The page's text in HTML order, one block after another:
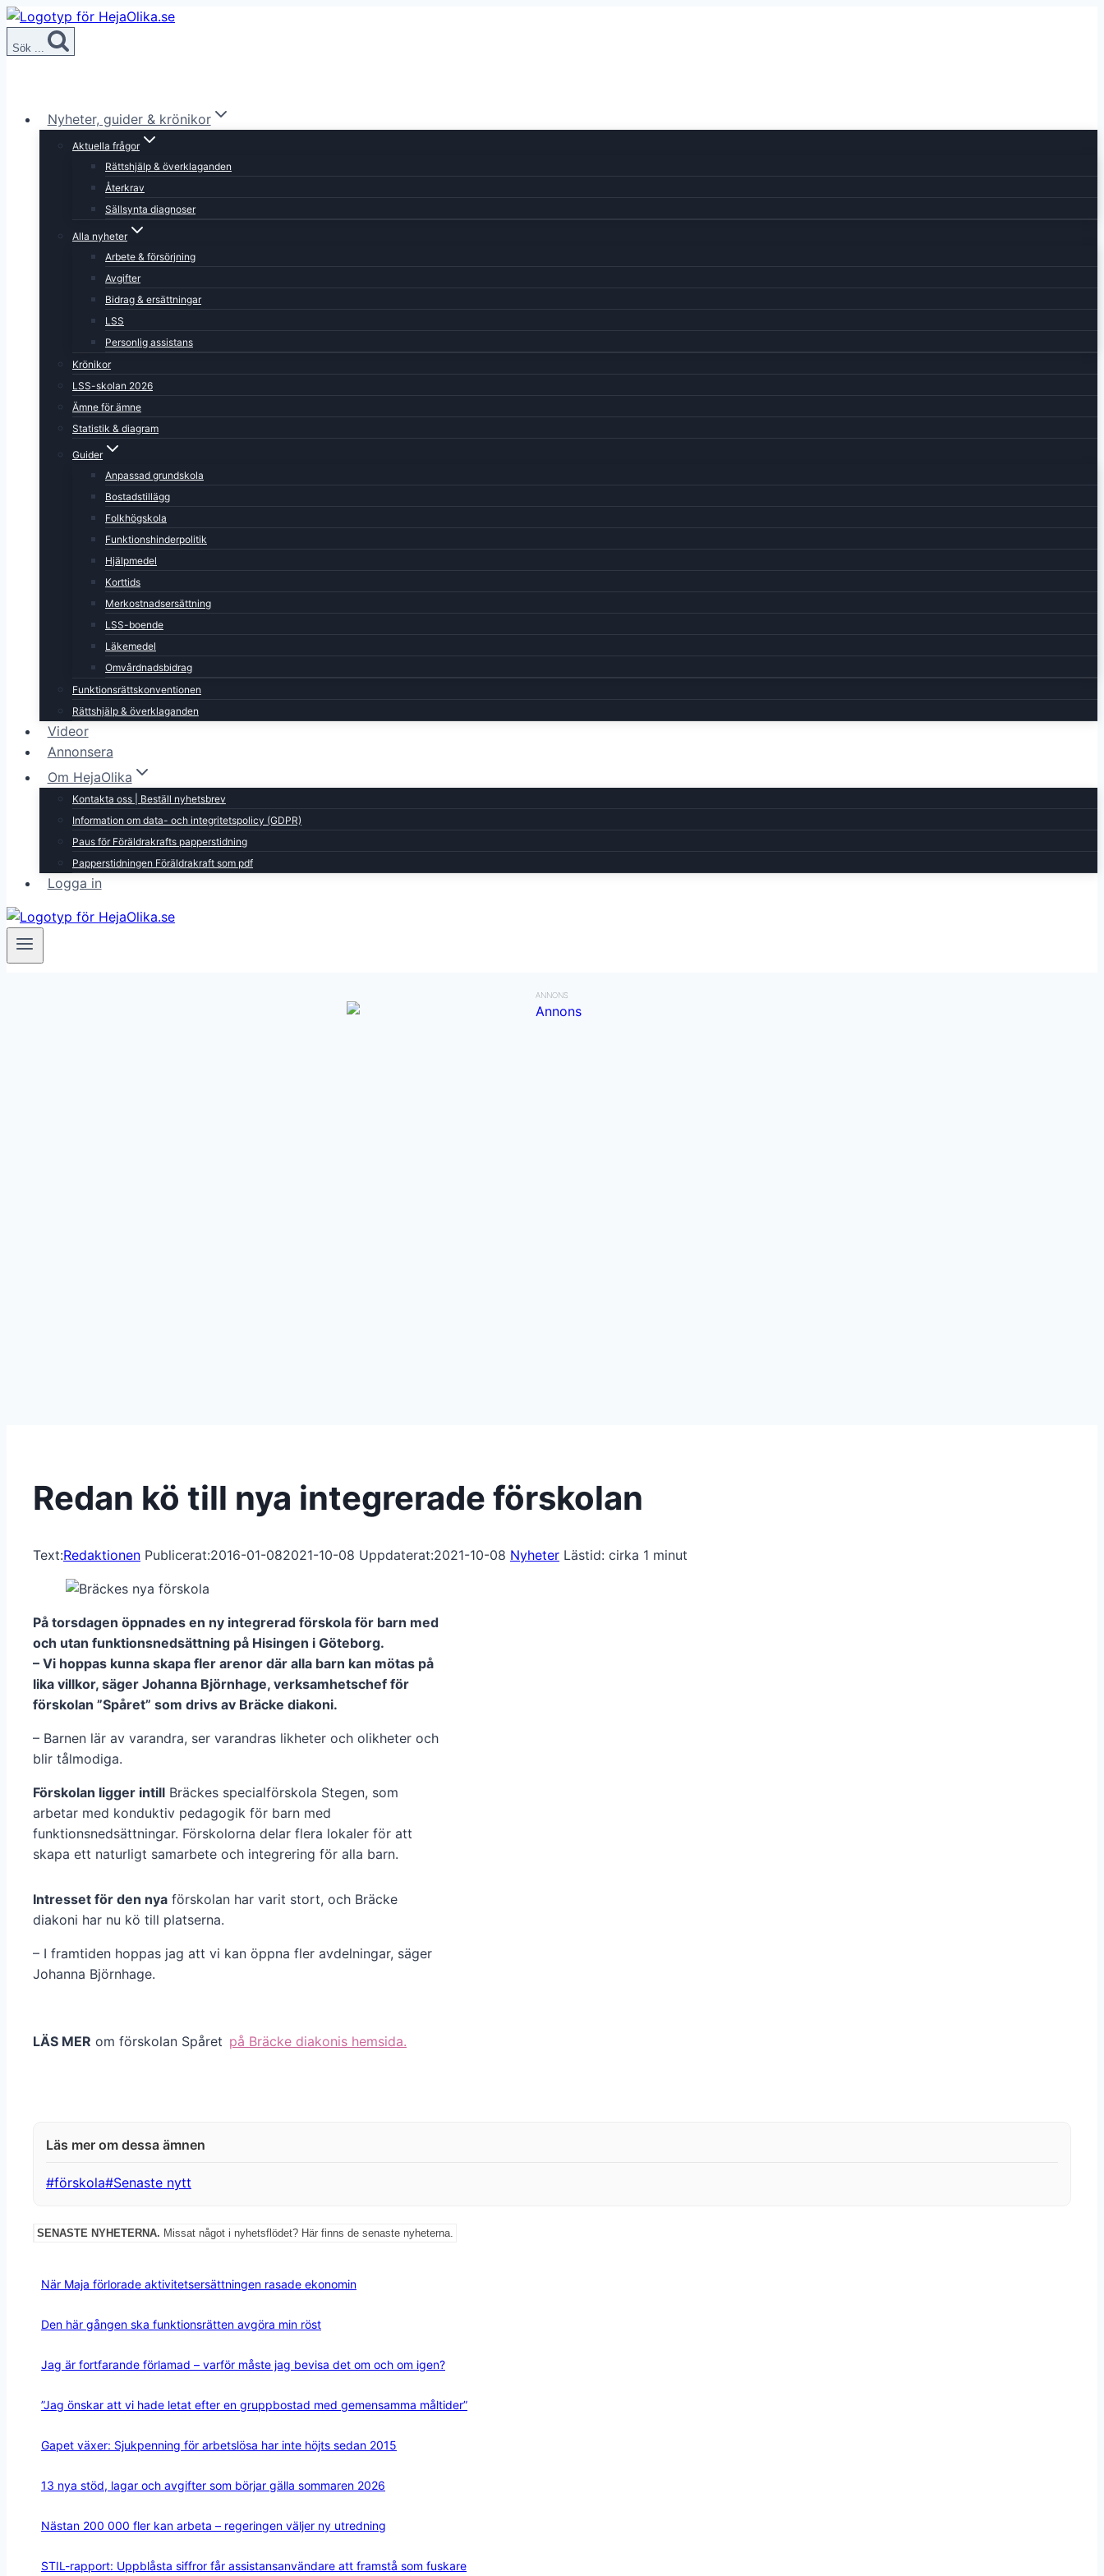
Skip
content
Sök ...
Nyheter, guider & krönikor
Aktuella frågor
Rättshjälp & överklaganden
Återkrav
Sällsynta diagnoser
Alla nyheter
Arbete & försörjning
Avgifter
Bidrag & ersättningar
LSS
Personlig assistans
Krönikor
LSS-skolan 2026
Ämne för ämne
Statistik & diagram
Guider
Anpassad grundskola
Bostadstillägg
Folkhögskola
Funktionshinderpolitik
Hjälpmedel
Korttids
Merkostnadsersättning
LSS-boende
Läkemedel
Omvårdnadsbidrag
Funktionsrättskonventionen
Rättshjälp & överklaganden
Videor
Annonsera
Om HejaOlika
Kontakta oss | Beställ nyhetsbrev
Information om data- och integritetspolicy (GDPR)
Paus för Föräldrakrafts papperstidning
Papperstidningen Föräldrakraft som pdf
Logga in
ANNONS
Redan kö till nya integrerade förskolan
Text:Redaktionen Publicerat:2016-01-082021-10-08 Uppdaterat:2021-10-08 Nyheter Lästid: cirka 1 minut
På torsdagen öppnades en ny integrerad förskola för barn med
och utan funktionsnedsättning på Hisingen i Göteborg.
– Vi hoppas kunna skapa fler arenor där alla barn kan mötas på
lika villkor, säger Johanna Björnhage, verksamhetschef för
förskolan ”Spåret” som drivs av Bräcke diakoni.
– Barnen lär av varandra, ser varandras likheter och olikheter och
blir tålmodiga.
Förskolan ligger intill Bräckes specialförskola Stegen, som
arbetar med konduktiv pedagogik för barn med
funktionsnedsättningar. Förskolorna delar flera lokaler för att
skapa ett naturligt samarbete och integrering för alla barn.
Intresset för den nya förskolan har varit stort, och Bräcke
diakoni har nu kö till platserna.
– I framtiden hoppas jag att vi kan öppna fler avdelningar, säger
Johanna Björnhage.
LÄS MER om förskolan Spåret på Bräcke diakonis hemsida.
Post
#förskola#Senaste nytt
SENASTE NYHETERNA. Missat något i nyhetsflödet? Här finns de senaste nyheterna.
När Maja förlorade aktivitetsersättningen rasade ekonomin
Den här gången ska funktionsrätten avgöra min röst
Jag är fortfarande förlamad – varför måste jag bevisa det om och om igen?
”Jag önskar att vi hade letat efter en gruppbostad med gemensamma måltider”
Gapet växer: Sjukpenning för arbetslösa har inte höjts sedan 2015
13 nya stöd, lagar och avgifter som börjar gälla sommaren 2026
Nästan 200 000 fler kan arbeta – regeringen väljer ny utredning
STIL-rapport: Uppblåsta siffror får assistansanvändare att framstå som fuskare